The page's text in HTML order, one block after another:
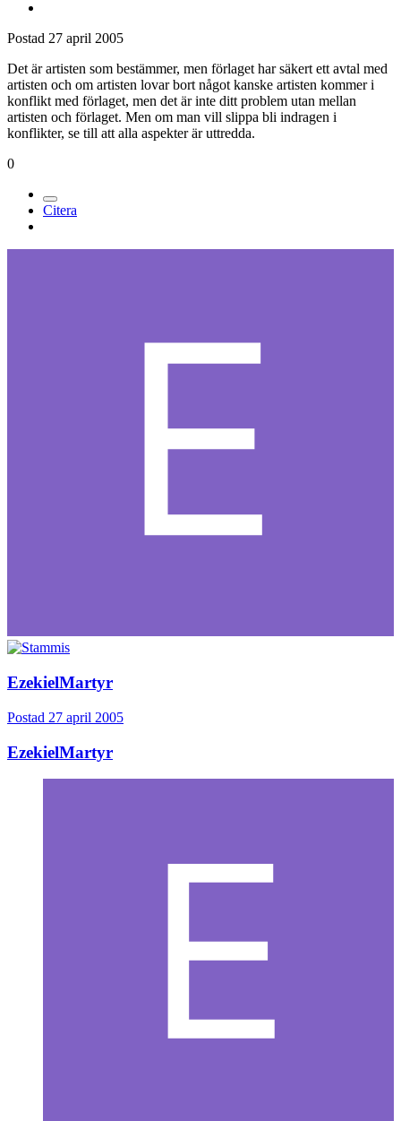
Postad 27 april 2005
Det är artisten som bestämmer, men förlaget har säkert ett avtal med
artisten och om artisten lovar bort något kanske artisten kommer i
konflikt med förlaget, men det är inte ditt problem utan mellan
artisten och förlaget. Men om man vill slippa bli indragen i
konflikter, se till att alla aspekter är uttredda.
0
Citera
EzekielMartyr
Postad 27 april 2005
EzekielMartyr